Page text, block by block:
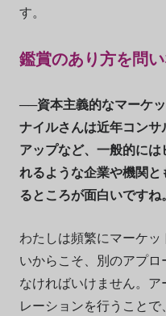
す。
鑑賞のあり方を問
──資本主義的なマーケ
ナイルさんは近年コン
アップなど、一般的に
れるような企業や機関
るところが面白いですね。
わたしは頻繁にマーケ
いからこそ、別のアプ
なければいけません。
レーションを行うこと